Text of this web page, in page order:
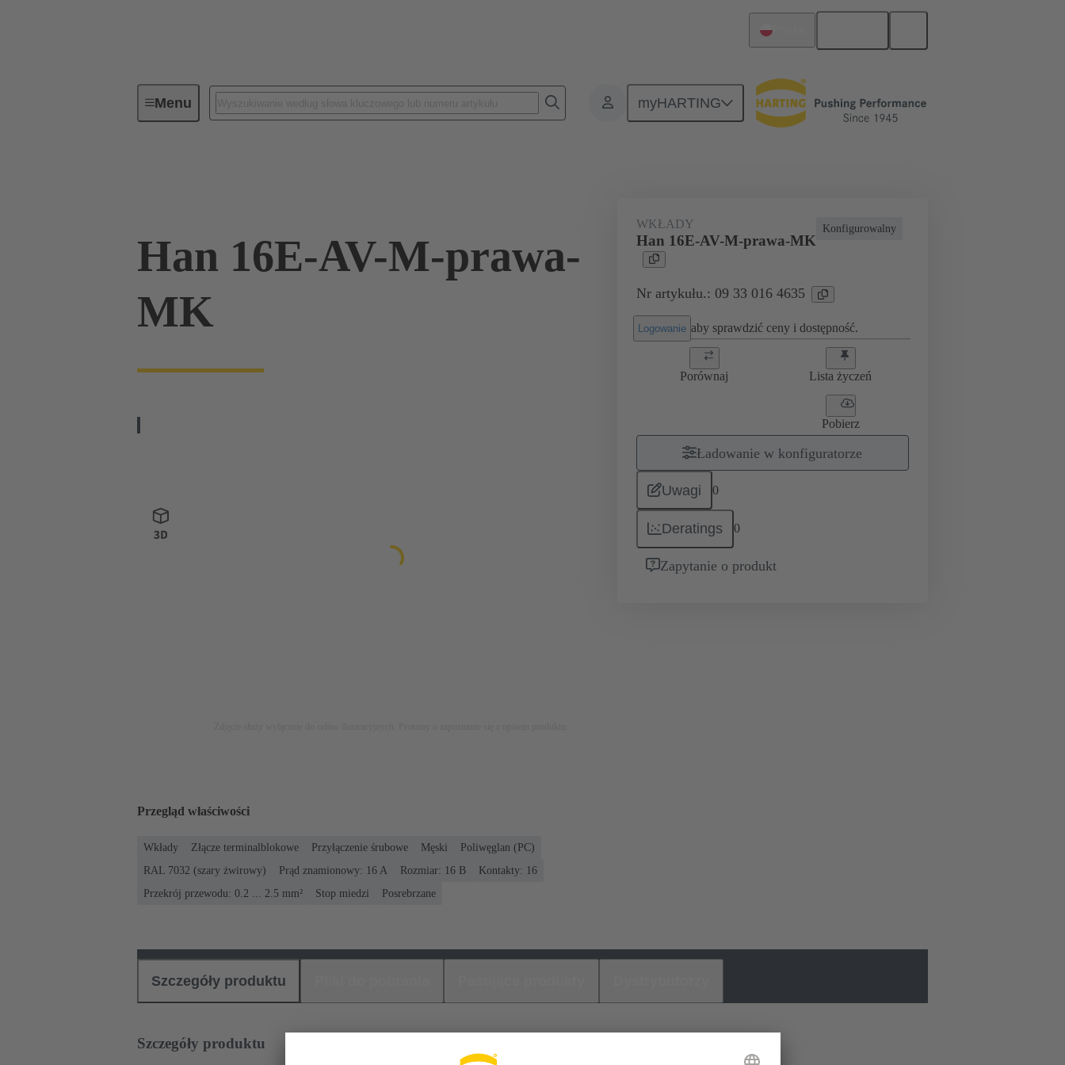
Menu myHARTING
Złącza przemysłowe / Han® Wkłady monoblokowe Zastosowania specjalne Złącze terminalblokowe
Han 16E-AV-M-prawa-
MK
Konfigurowalny
WKŁADY
Han 16E-AV-M-prawa-MK
Nr artykułu.: 09 33 016 4635
Logowanie aby sprawdzić ceny i dostępność.
Porównaj Lista życzeń
Pobierz
Ładowanie w konfiguratorze
Uwagi 0
Deratings 0
Zapytanie o produkt
Przegląd właściwości
Wkłady Złącze terminalblokowe Przyłączenie śrubowe Męski
Poliwęglan (PC)
RAL 7032 (szary żwirowy)
Prąd znamionowy: ‌16 A Rozmiar: 16 B
Kontakty: 16
Przekrój przewodu: 0.2 ... 2.5 mm²
Stop miedzi Posrebrzane
Szczegóły produktu
Szczegóły produktu